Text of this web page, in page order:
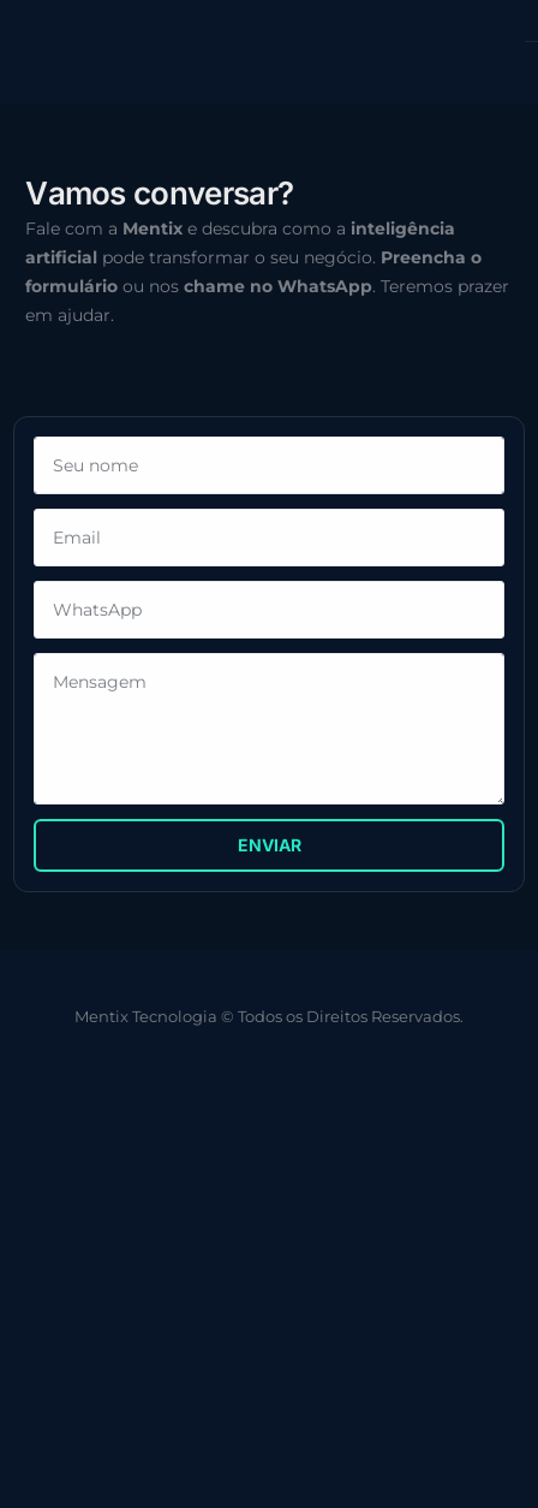
Vamos conversar?
Fale com a Mentix e descubra como a inteligência
artificial pode transformar o seu negócio. Preencha o
formulário ou noschame no WhatsApp. Teremos prazer
em ajudar.
ENVIAR
Mentix Tecnologia © Todos os Direitos Reservados.